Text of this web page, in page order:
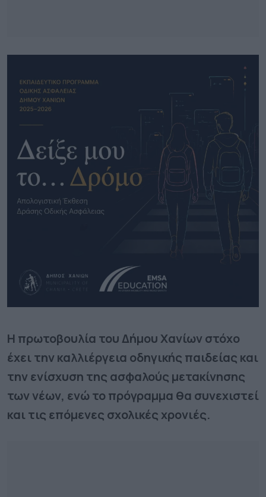
Η πρωτοβουλία του Δήμου Χανίων στόχο
έχει την καλλιέργεια οδηγικής παιδείας και
την ενίσχυση της ασφαλούς μετακίνησης
των νέων, ενώ το πρόγραμμα θα συνεχιστεί
και τις επόμενες σχολικές χρονιές.